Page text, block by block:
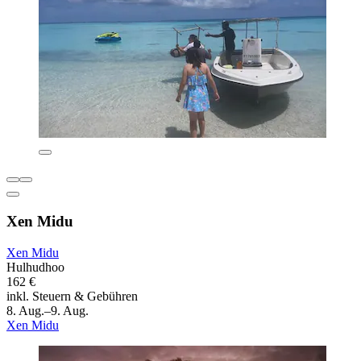
Xen Midu
Xen Midu
Hulhudhoo
162 €
inkl. Steuern & Gebühren
8. Aug.–9. Aug.
Xen Midu